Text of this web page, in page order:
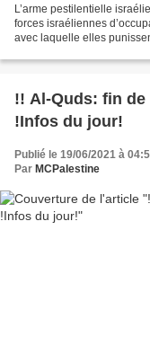
L’arme pestilentielle
forces israéliennes
avec laquelle elles
!! Al-Quds: fin de
!Infos du jour!
Publié le 19/06/2021 à
Par MCPalestine